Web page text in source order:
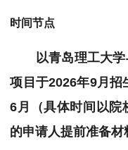
时间节点
以青岛理工大学
项目于2026年9月招
6月（具体时间以院
的申请人提前准备材